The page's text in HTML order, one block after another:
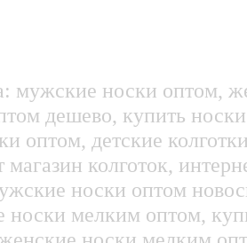
мужские носки оптом,
дешево, купить
оптом, детские
магазин колготок,
носки оптом
носки мелким оптом,